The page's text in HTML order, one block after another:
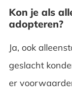
Kon je als
adopteren?
Ja, ook
geslacht
er